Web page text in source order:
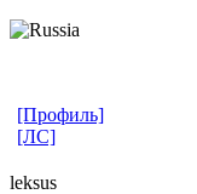
[Профиль]
[ЛС]
leksus